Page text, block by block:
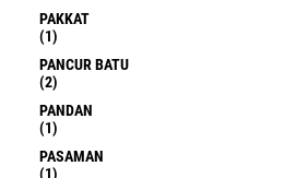
PAKKAT
(1)
PANCUR BATU
(2)
PANDAN
(1)
PASAMAN
(1)